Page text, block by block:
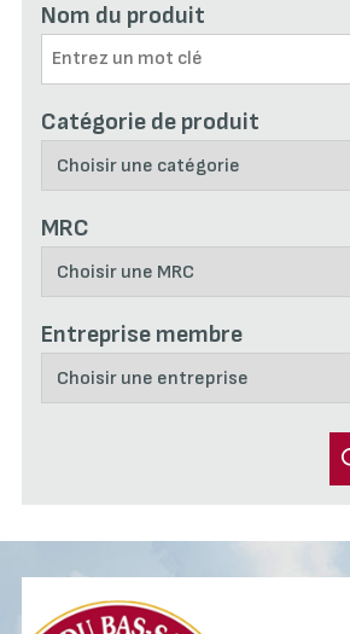
Nom du produit
Catégorie de produit
MRC
Entreprise membre